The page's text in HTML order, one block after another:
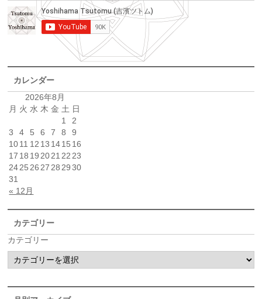
カレンダー
2026年8月
月 火 水 木 金 土 日
« 12月
1
2
3
4 5 6 7 8
9
1011 12 13 1415 16
17 18 19 2021 22 23
2425 26 27 28 29 30
31
カテゴリー
カテゴリー